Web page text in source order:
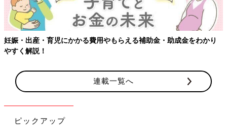
妊娠・出産・育児にかかる費用やもらえる補助金・助成金をわかり
やすく解説！
連載一覧へ
ピックアップ